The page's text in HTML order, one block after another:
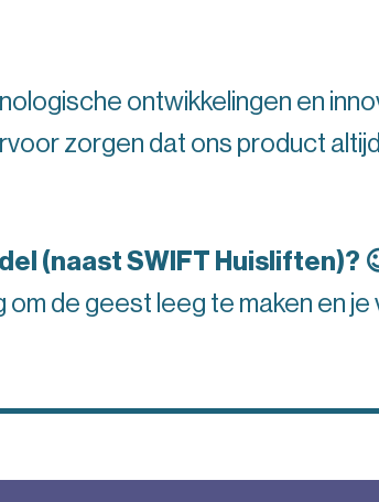
ontwikkelingen en
zorgen dat ons product
(naast SWIFT Huisliften)?
om de geest leeg te maken en